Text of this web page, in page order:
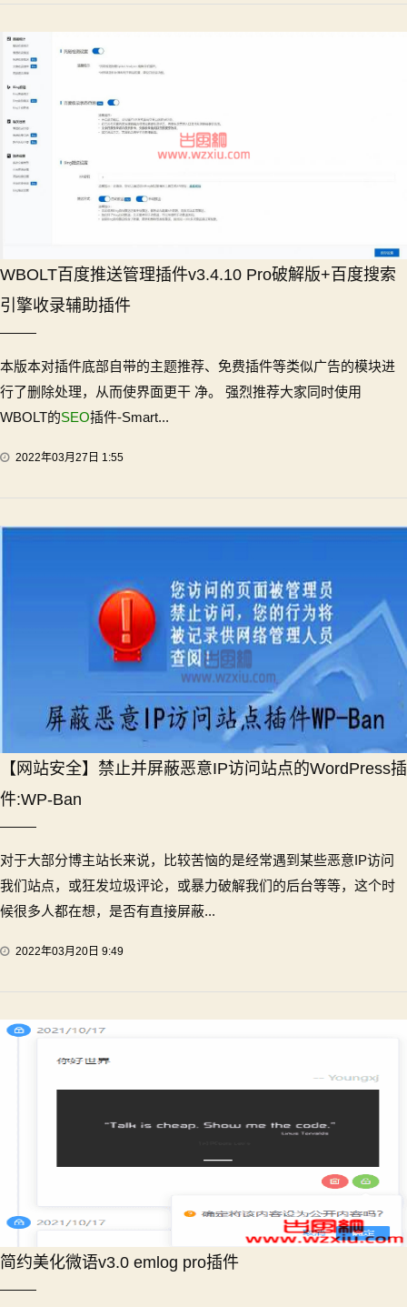
WBOLT百度推送管理插件v3.4.10 Pro破解版+百度搜索
引擎收录辅助插件
本版本对插件底部自带的主题推荐、免费插件等类似广告的模块进
行了删除处理，从而使界面更干 净。 强烈推荐大家同时使用
WBOLT的SEO插件-Smart...
2022年03月27日 1:55
【网站安全】禁止并屏蔽恶意IP访问站点的WordPress插
件:WP-Ban
对于大部分博主站长来说，比较苦恼的是经常遇到某些恶意IP访问
我们站点，或狂发垃圾评论，或暴力破解我们的后台等等，这个时
候很多人都在想，是否有直接屏蔽...
2022年03月20日 9:49
简约美化微语v3.0 emlog pro插件